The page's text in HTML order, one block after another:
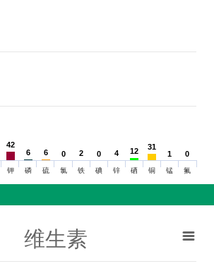
42
42
6
6 6
6 0
0 2
2 0
0 4
4 12
12 31
31
1
1 0
0
钾 磷 硫 氯 铁 碘 锌 硒 铜 锰 氟
维生素